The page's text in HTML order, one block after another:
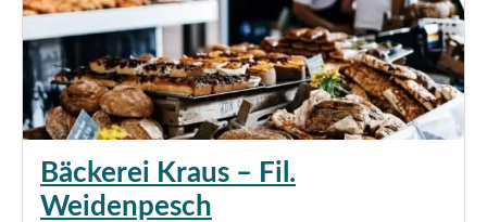
Bäckerei Kraus – Fil.
Weidenpesch